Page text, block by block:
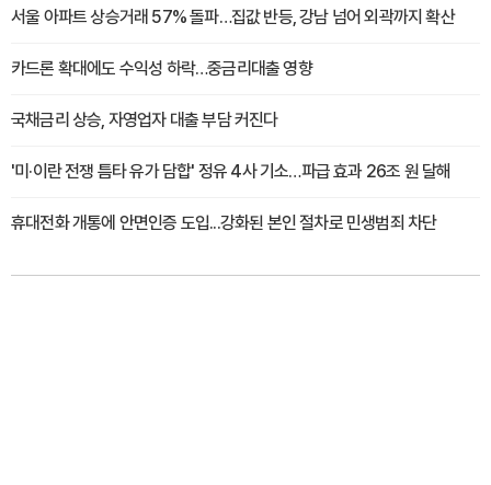
서울 아파트 상승거래 57% 돌파…집값 반등, 강남 넘어 외곽까지 확산
카드론 확대에도 수익성 하락…중금리대출 영향
국채금리 상승, 자영업자 대출 부담 커진다
'미·이란 전쟁 틈타 유가 담합' 정유 4사 기소…파급 효과 26조 원 달해
휴대전화 개통에 안면인증 도입...강화된 본인 절차로 민생범죄 차단